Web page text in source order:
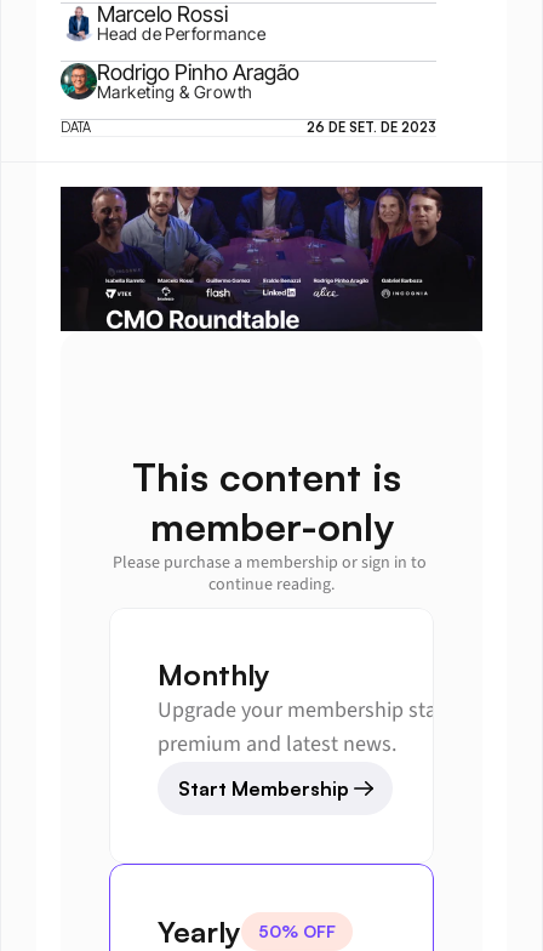
Marcelo Rossi
Head de Performance
Rodrigo Pinho Aragão
Marketing & Growth
DATA 26 DE SET. DE 2023
This content is
member-only
Please purchase a membership or sign in to
continue reading.
Monthly
Upgrade your membership status to get
premium and latest news.
Start Membership
Yearly 50% OFF